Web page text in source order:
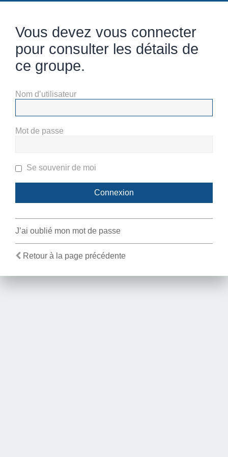
Vous devez vous connecter
pour consulter les détails de
ce groupe.
Nom d’utilisateur
Mot de passe
Se souvenir de moi
J’ai oublié mon mot de passe
Retour à la page précédente